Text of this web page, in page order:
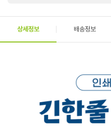
상세정보 배송정보